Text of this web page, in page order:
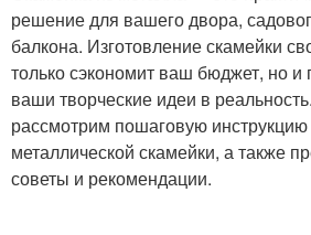
решение для вашего двора,
балкона. Изготовление скамейки
только сэкономит ваш бюджет, но и
ваши творческие идеи в
рассмотрим пошаговую
металлической скамейки, а также
советы и рекомендации.